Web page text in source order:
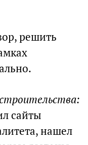
решить
сайты
нашел